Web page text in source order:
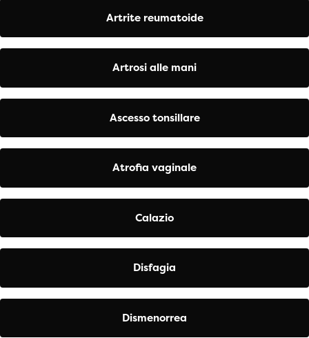
Artrite reumatoide
Artrosi alle mani
Ascesso tonsillare
Atrofia vaginale
Calazio
Disfagia
Dismenorrea